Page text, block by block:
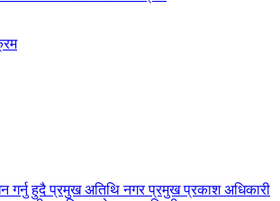
गर्नु हुदै प्रमुख अतिथि नगर प्रमुख प्रकाश अधिकारी